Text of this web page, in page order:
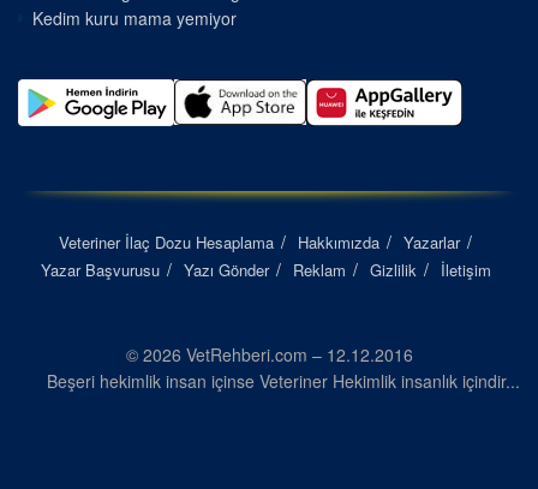
Kedim kuru mama yemiyor
Veteriner İlaç Dozu Hesaplama Hakkımızda
Yazarlar
Yazar Başvurusu
Yazı Gönder Reklam Gizlilik İletişim
© 2026 VetRehberi.com – 12.12.2016
Beşeri hekimlik insan içinse Veteriner Hekimlik insanlık içindir...